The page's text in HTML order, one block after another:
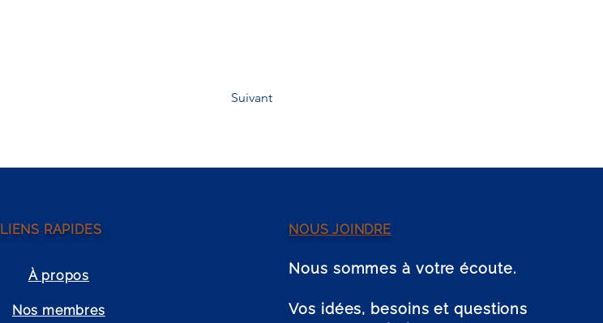
Suivant
LIENS RAPIDES
À propos
Nos membres
NOUS JOINDRE
Nous sommes à votre écoute.
Vos idées, besoins et questions